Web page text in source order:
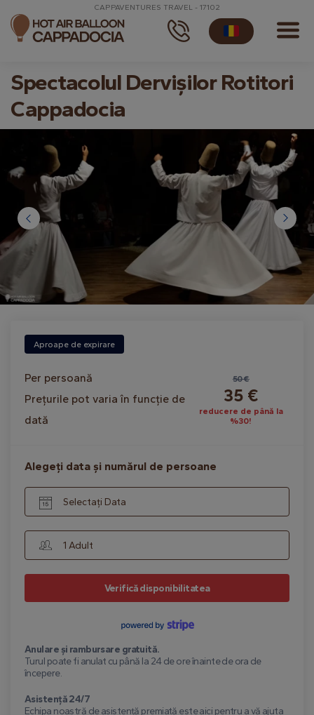
CAPPAVENTURES TRAVEL - 17102
Spectacolul Dervișilor Rotitori
Cappadocia
Aproape de expirare
Per persoană
Prețurile pot varia în funcție de
dată
50 €
35 €
reducere de până la
%30!
Alegeți data și numărul de persoane
Selectați Data
1 Adult
Verifică disponibilitatea
Anulare și rambursare gratuită.
Turul poate fi anulat cu până la 24 de ore înainte de ora de
începere.
Asistență 24/7
Echipa noastră de asistență premiată este aici pentru a vă ajuta